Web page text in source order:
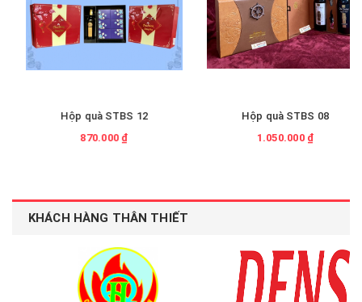
Hộp quà STBS 12
870.000 ₫
Hộp quà STBS 08
1.050.000 ₫
KHÁCH HÀNG THÂN THIẾT